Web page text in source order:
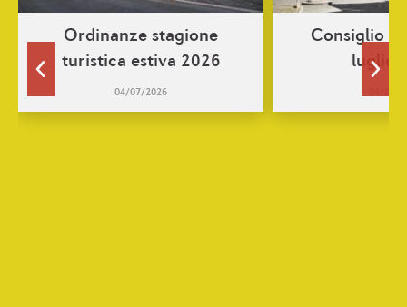
Ordinanze stagione
turistica estiva 2026
04/07/2026
Consiglio
luglio